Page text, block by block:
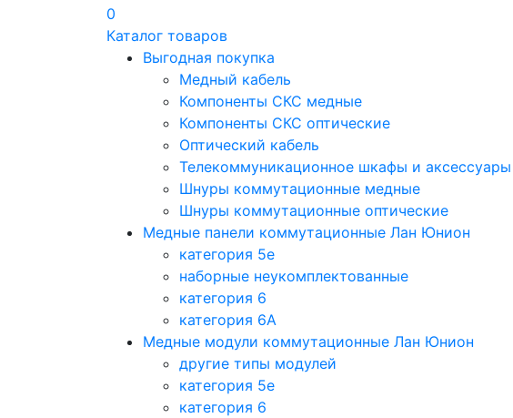
0
Каталог товаров
Выгодная покупка
Медный кабель
Компоненты СКС медные
Компоненты СКС оптические
Оптический кабель
Телекоммуникационное шкафы и аксессуары
Шнуры коммутационные медные
Шнуры коммутационные оптические
Медные панели коммутационные Лан Юнион
категория 5e
наборные неукомплектованные
категория 6
категория 6A
Медные модули коммутационные Лан Юнион
другие типы модулей
категория 5е
категория 6